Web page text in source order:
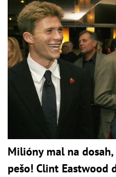
Milióny mal na
pešo! Clint Eastwood